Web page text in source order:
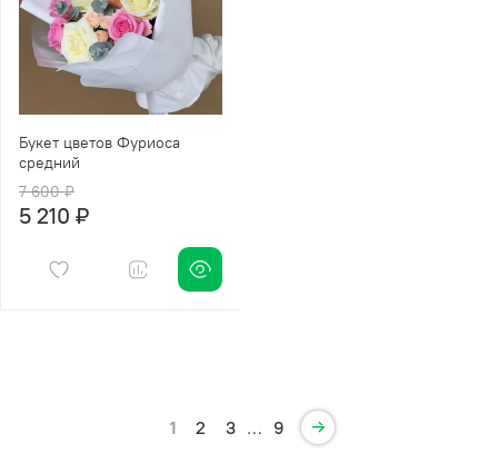
Букет цветов Фуриоса
средний
7 600 ₽
5 210 ₽
1 2 3 … 9